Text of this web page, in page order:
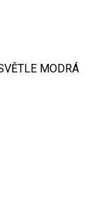
MODRÁ